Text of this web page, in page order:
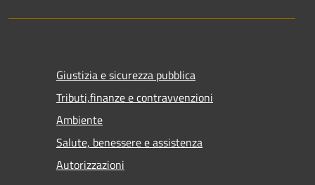
Giustizia e sicurezza pubblica
Tributi,finanze e contravvenzioni
Ambiente
Salute, benessere e assistenza
Autorizzazioni